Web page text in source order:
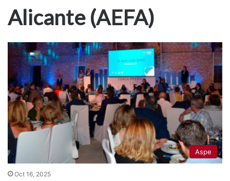
Alicante (AEFA)
Aspe
Oct 16, 2025